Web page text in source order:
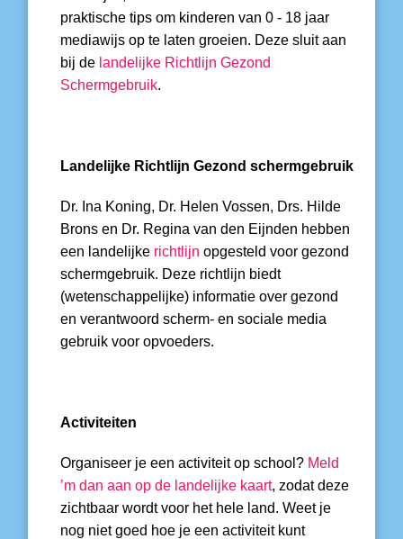
praktische tips om kinderen van 0 - 18 jaar
mediawijs op te laten groeien. Deze sluit aan
bij de landelijke Richtlijn Gezond
Schermgebruik.
Landelijke Richtlijn Gezond schermgebruik
Dr. Ina Koning, Dr. Helen Vossen, Drs. Hilde
Brons en Dr. Regina van den Eijnden hebben
een landelijke richtlijn opgesteld voor gezond
schermgebruik. Deze richtlijn biedt
(wetenschappelijke) informatie over gezond
en verantwoord scherm- en sociale media
gebruik voor opvoeders.
Activiteiten
Organiseer je een activiteit op school? Meld
’m dan aan op de landelijke kaart, zodat deze
zichtbaar wordt voor het hele land. Weet je
nog niet goed hoe je een activiteit kunt